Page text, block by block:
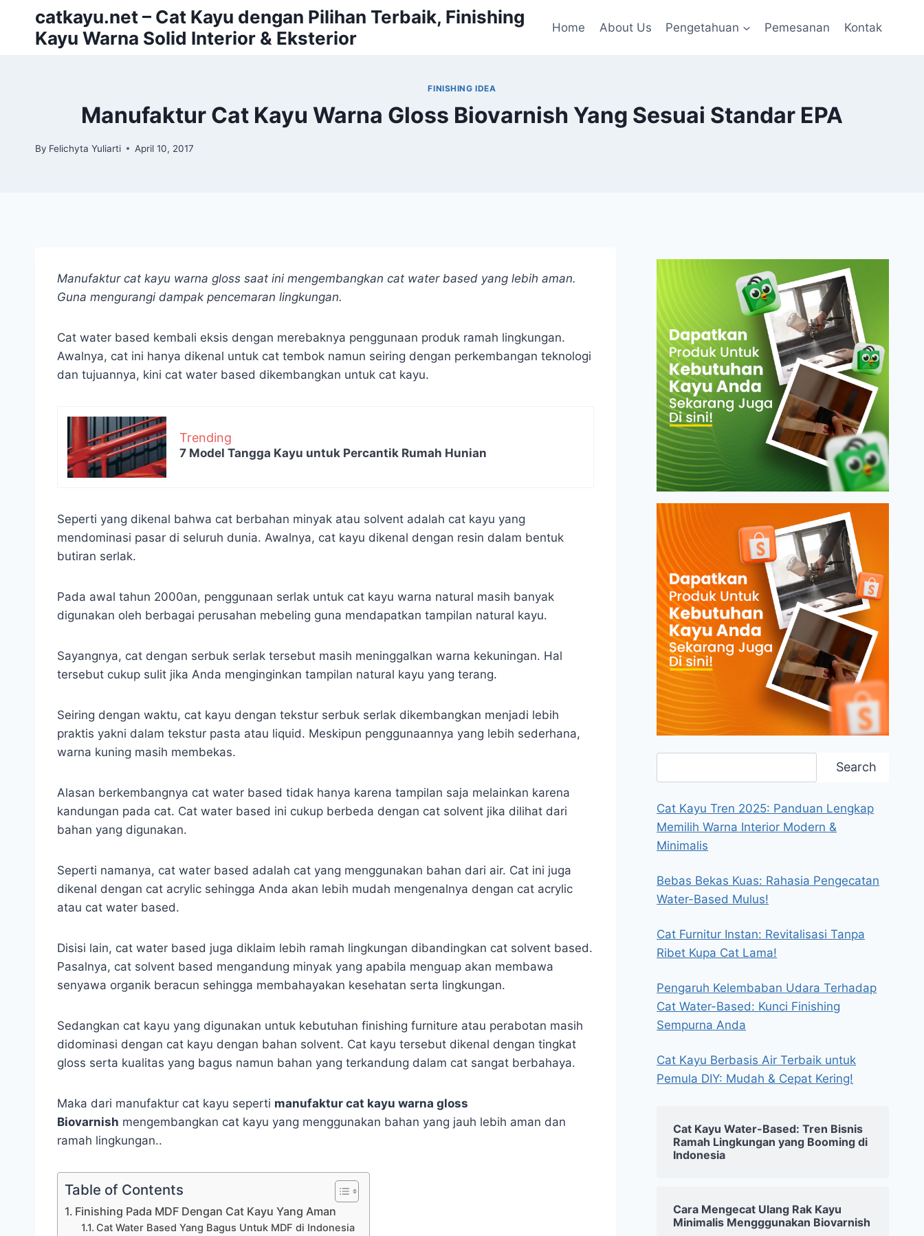
content
catkayu.net – Cat Kayu dengan Pilihan Terbaik, Finishing
Kayu Warna Solid Interior & Eksterior
Home About Us Pengetahuan Pemesanan Kontak
FINISHING IDEA
Manufaktur Cat Kayu Warna Gloss Biovarnish Yang Sesuai Standar EPA
By Felichyta Yuliarti April 10, 2017
Manufaktur cat kayu warna gloss saat ini mengembangkan cat water based yang lebih aman.
Guna mengurangi dampak pencemaran lingkungan.
Cat water based kembali eksis dengan merebaknya penggunaan produk ramah lingkungan.
Awalnya, cat ini hanya dikenal untuk cat tembok namun seiring dengan perkembangan teknologi
dan tujuannya, kini cat water based dikembangkan untuk cat kayu.
Trending
7 Model Tangga Kayu untuk Percantik Rumah Hunian
Seperti yang dikenal bahwa cat berbahan minyak atau solvent adalah cat kayu yang
mendominasi pasar di seluruh dunia. Awalnya, cat kayu dikenal dengan resin dalam bentuk
butiran serlak.
Pada awal tahun 2000an, penggunaan serlak untuk cat kayu warna natural masih banyak
digunakan oleh berbagai perusahan mebeling guna mendapatkan tampilan natural kayu.
Sayangnya, cat dengan serbuk serlak tersebut masih meninggalkan warna kekuningan. Hal
tersebut cukup sulit jika Anda menginginkan tampilan natural kayu yang terang.
Seiring dengan waktu, cat kayu dengan tekstur serbuk serlak dikembangkan menjadi lebih
praktis yakni dalam tekstur pasta atau liquid. Meskipun penggunaannya yang lebih sederhana,
warna kuning masih membekas.
Alasan berkembangnya cat water based tidak hanya karena tampilan saja melainkan karena
kandungan pada cat. Cat water based ini cukup berbeda dengan cat solvent jika dilihat dari
bahan yang digunakan.
Seperti namanya, cat water based adalah cat yang menggunakan bahan dari air. Cat ini juga
dikenal dengan cat acrylic sehingga Anda akan lebih mudah mengenalnya dengan cat acrylic
atau cat water based.
Disisi lain, cat water based juga diklaim lebih ramah lingkungan dibandingkan cat solvent based.
Pasalnya, cat solvent based mengandung minyak yang apabila menguap akan membawa
senyawa organik beracun sehingga membahayakan kesehatan serta lingkungan.
Sedangkan cat kayu yang digunakan untuk kebutuhan finishing furniture atau perabotan masih
didominasi dengan cat kayu dengan bahan solvent. Cat kayu tersebut dikenal dengan tingkat
gloss serta kualitas yang bagus namun bahan yang terkandung dalam cat sangat berbahaya.
Maka dari manufaktur cat kayu seperti manufaktur cat kayu warna gloss
Biovarnish mengembangkan cat kayu yang menggunakan bahan yang jauh lebih aman dan
ramah lingkungan..
Table of Contents
Finishing Pada MDF Dengan Cat Kayu Yang Aman
Cat Water Based Yang Bagus Untuk MDF di Indonesia
Search
Cat Kayu Tren 2025: Panduan Lengkap
Memilih Warna Interior Modern &
Minimalis
Bebas Bekas Kuas: Rahasia Pengecatan
Water-Based Mulus!
Cat Furnitur Instan: Revitalisasi Tanpa
Ribet Kupa Cat Lama!
Pengaruh Kelembaban Udara Terhadap
Cat Water-Based: Kunci Finishing
Sempurna Anda
Cat Kayu Berbasis Air Terbaik untuk
Pemula DIY: Mudah & Cepat Kering!
Cat Kayu Water-Based: Tren Bisnis
Ramah Lingkungan yang Booming di
Indonesia
Cara Mengecat Ulang Rak Kayu
Minimalis Mengggunakan Biovarnish